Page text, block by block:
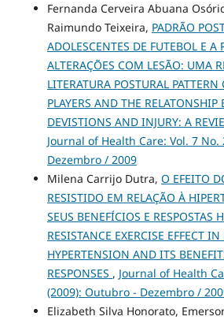
Fernanda Cerveira Abuana
Raimundo Teixeira, PADRÃO
ADOLESCENTES DE FUTEBOL E A
ALTERAÇÕES COM LESÃO: UMA
LITERATURA POSTURAL PATTERN
PLAYERS AND THE RELATONSHIP
DEVISTIONS AND INJURY: A
Journal of Health Care: Vol. 7
Dezembro / 2009
Milena Carrijo Dutra, O EFEITO
RESISTIDO EM RELAÇÃO À
SEUS BENEFÍCIOS E RESPOSTAS
RESISTANCE EXERCISE EFFECT
HYPERTENSION AND ITS
RESPONSES , Journal of Health
(2009): Outubro - Dezembro /
Elizabeth Silva Honorato,